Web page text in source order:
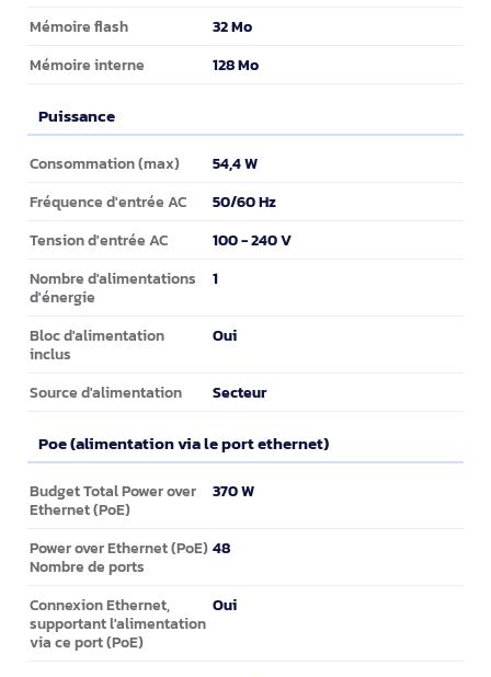
Mémoire flash 32 Mo
Mémoire interne 128 Mo
Puissance
Puissance
Consommation (max) 54,4 W
Fréquence d'entrée AC 50/60 Hz
Tension d'entrée AC 100 - 240 V
Nombre d'alimentations
d'énergie
1
Bloc d'alimentation
inclus
Oui
Source d'alimentation Secteur
Poe (alimentation via le port ethernet)
Poe (alimentation via le port ethernet)
Budget Total Power over
Ethernet (PoE)
370 W
Power over Ethernet (PoE)
Nombre de ports
48
Connexion Ethernet,
supportant l'alimentation
via ce port (PoE)
Oui